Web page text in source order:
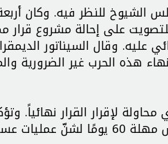
الشيوخ للنظر فيه. وكان
على إحالة مشروع قرار
وقال السيناتور
هذه الحرب غير الضرورية
دستوري. ويمنح هذا القانون